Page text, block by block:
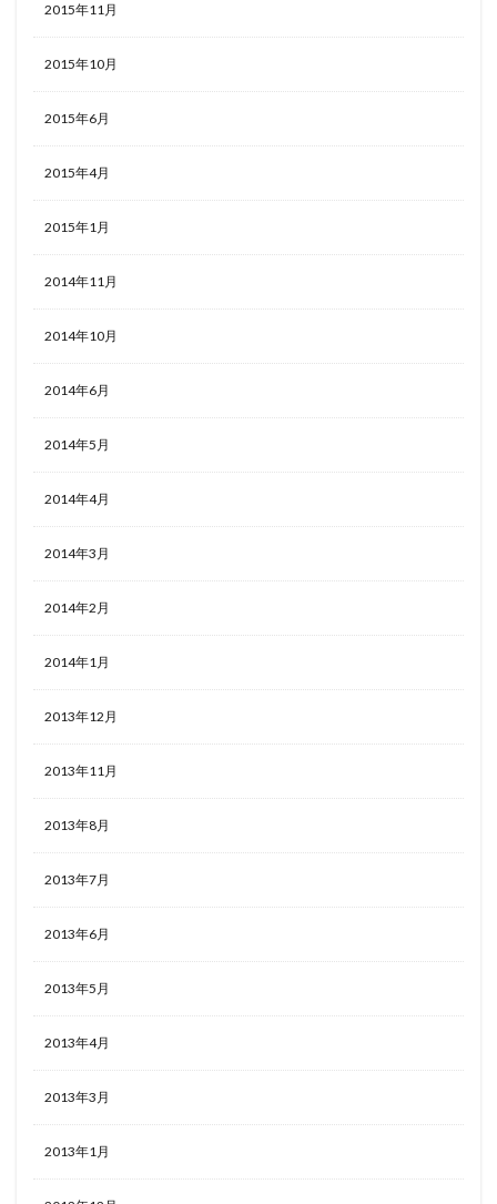
2015年11月
2015年10月
2015年6月
2015年4月
2015年1月
2014年11月
2014年10月
2014年6月
2014年5月
2014年4月
2014年3月
2014年2月
2014年1月
2013年12月
2013年11月
2013年8月
2013年7月
2013年6月
2013年5月
2013年4月
2013年3月
2013年1月